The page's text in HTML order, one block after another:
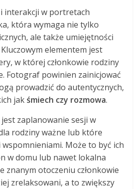
interakcji w portretach
która wymaga nie tylko
ale także umiejętności
elementem jest
w której członkowie rodziny
Fotograf powinien zainicjować
prowadzić do autentycznych,
jakśmiech czy rozmowa.
zaplanowanie sesji w
rodziny ważne lub które
wspomnieniami. Może to być ich
w domu lub nawet lokalna
znanym otoczeniu członkowie
zrelaksowani, a to zwiększy